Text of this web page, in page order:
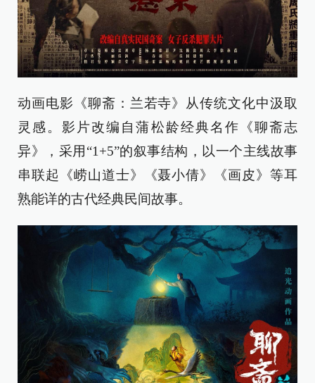
动画电影《聊斋：兰若寺》从传统文化中汲取
灵感。影片改编自蒲松龄经典名作《聊斋志
异》，采用“1+5”的叙事结构，以一个主线故事
串联起《崂山道士》《聂小倩》《画皮》等耳
熟能详的古代经典民间故事。